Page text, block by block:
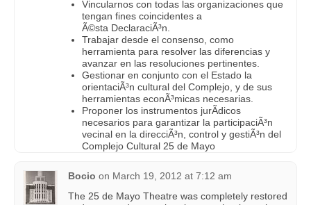
Vincularnos con todas las organizaciones que
tengan fines coincidentes a
Ã©sta DeclaraciÃ³n.
Trabajar desde el consenso, como
herramienta para resolver las diferencias y
avanzar en las resoluciones pertinentes.
Gestionar en conjunto con el Estado la
orientaciÃ³n cultural del Complejo, y de sus
herramientas econÃ³micas necesarias.
Proponer los instrumentos jurÃ­dicos
necesarios para garantizar la participaciÃ³n
vecinal en la direcciÃ³n, control y gestiÃ³n del
Complejo Cultural 25 de Mayo
Bocio on March 19, 2012 at 7:12 am
The 25 de Mayo Theatre was completely restored